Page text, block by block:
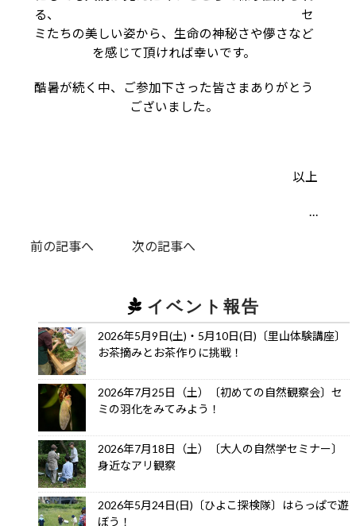
る、 セ
ミたちの美しい姿から、生命の神秘さや儚さなど
を感じて頂ければ幸いです。
酷暑が続く中、ご参加下さった皆さまありがとう
ございました。
以上
…
前の記事へ 次の記事へ
イベント報告
2026年5月9日(土)・5月10日(日)〔里山体験講座〕
お茶摘みとお茶作りに挑戦！
2026年7月25日（土）〔初めての自然観察会〕セ
ミの羽化をみてみよう！
2026年7月18日（土）〔大人の自然学セミナー〕
身近なアリ観察
2026年5月24日(日)〔ひよこ探検隊〕はらっぱで遊
ぼう！